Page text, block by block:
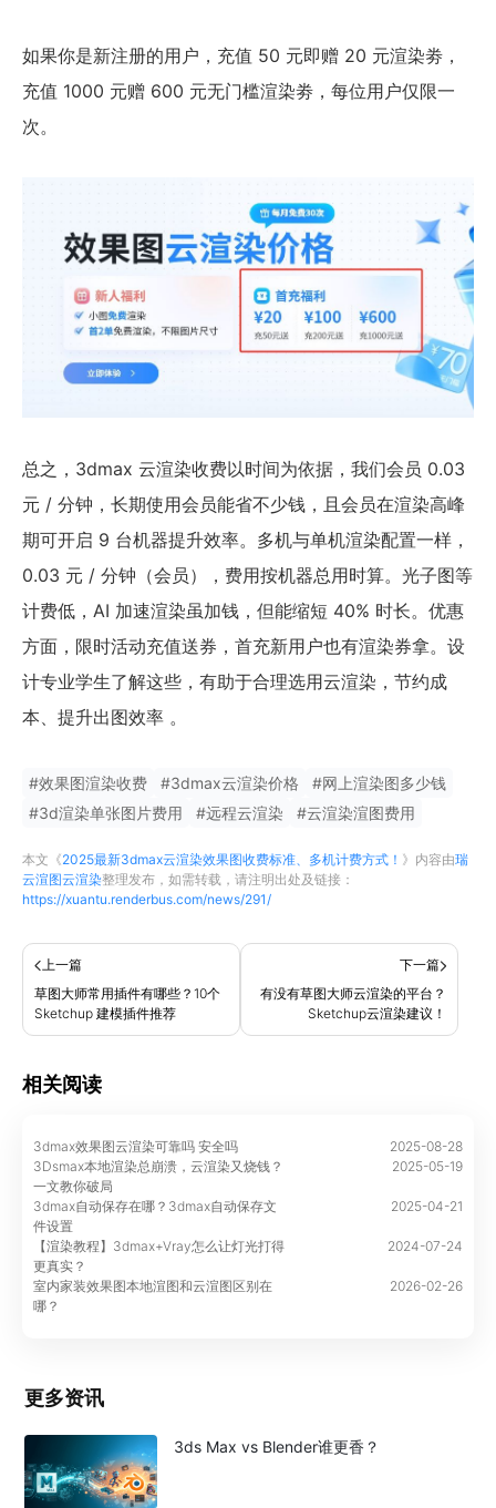
如果你是新注册的用户，充值 50 元即赠 20 元渲染劵，
充值 1000 元赠 600 元无门槛渲染劵，每位用户仅限一
次。
总之，3dmax 云渲染收费以时间为依据，我们会员 0.03
元 / 分钟，长期使用会员能省不少钱，且会员在渲染高峰
期可开启 9 台机器提升效率。多机与单机渲染配置一样，
0.03 元 / 分钟（会员），费用按机器总用时算。光子图等
计费低，AI 加速渲染虽加钱，但能缩短 40% 时长。优惠
方面，限时活动充值送券，首充新用户也有渲染券拿。设
计专业学生了解这些，有助于合理选用云渲染，节约成
本、提升出图效率 。
#效果图渲染收费 #3dmax云渲染价格 #网上渲染图多少钱
#3d渲染单张图片费用 #远程云渲染 #云渲染渲图费用
本文《2025最新3dmax云渲染效果图收费标准、多机计费方式！ 》内容由瑞
云渲图云渲染整理发布，如需转载，请注明出处及链接：
https://xuantu.renderbus.com/news/291/
上一篇
草图大师常用插件有哪些？10个
Sketchup 建模插件推荐
下一篇
有没有草图大师云渲染的平台？
Sketchup云渲染建议！
相关阅读
3dmax效果图云渲染可靠吗 安全吗
2025-08-28
3Dsmax本地渲染总崩溃，云渲染又烧钱？
一文教你破局
2025-05-19
3dmax自动保存在哪？3dmax自动保存文
件设置
2025-04-21
【渲染教程】3dmax+Vray怎么让灯光打得
更真实？
2024-07-24
室内家装效果图本地渲图和云渲图区别在
哪？
2026-02-26
更多资讯
3ds Max vs Blender谁更香？